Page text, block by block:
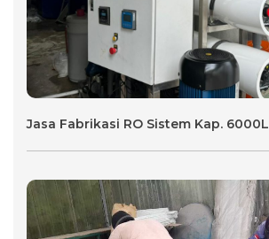
Jasa Fabrikasi RO Sistem Kap. 6000L